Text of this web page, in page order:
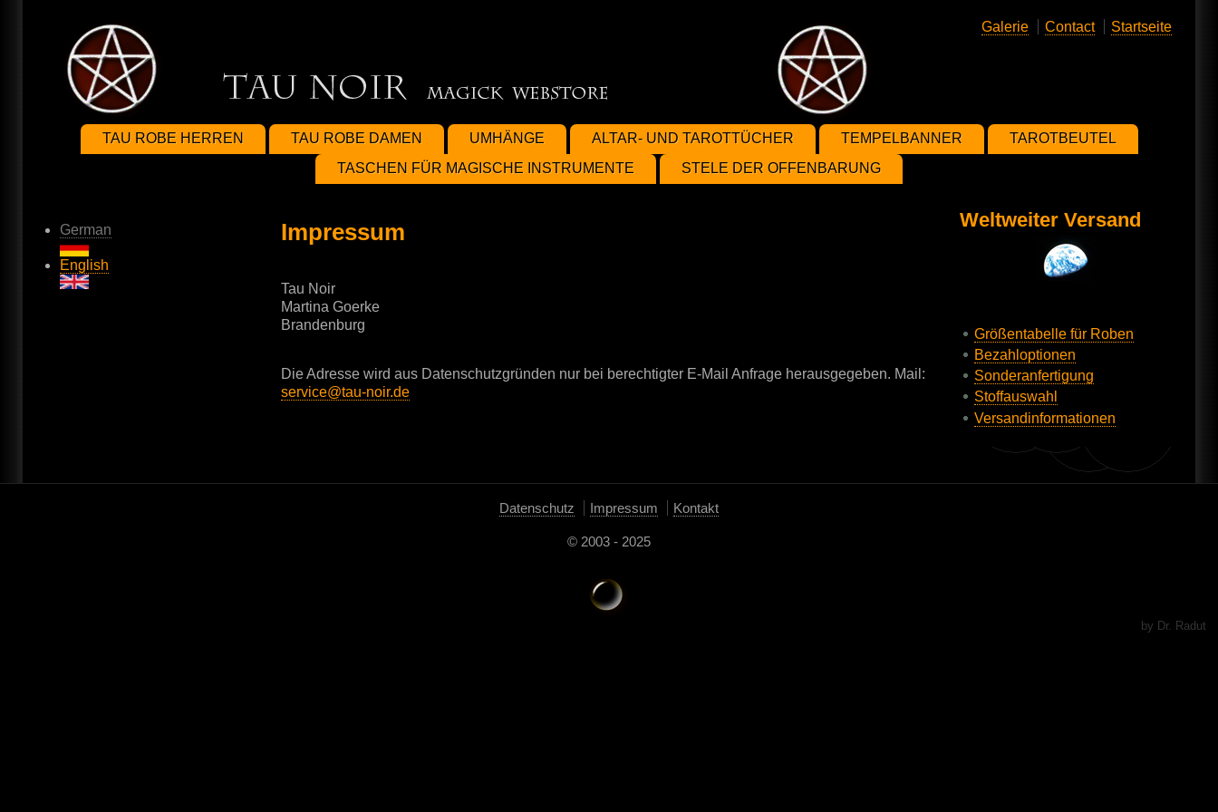
Galerie Contact Startseite
TAU ROBE HERREN TAU ROBE DAMEN UMHÄNGE ALTAR- UND TAROTTÜCHER TEMPELBANNER
TAROTBEUTEL
TASCHEN FÜR MAGISCHE INSTRUMENTE
STELE DER OFFENBARUNG
by Dr. Radut
German
English
Impressum
Tau Noir
Martina Goerke
Brandenburg
Die Adresse wird aus Datenschutzgründen nur bei berechtigter E-Mail Anfrage herausgegeben. Mail:
service@tau-noir.de
Weltweiter Versand
Größentabelle für Roben
Bezahloptionen
Sonderanfertigung
Stoffauswahl
Versandinformationen
Datenschutz Impressum Kontakt
© 2003 - 2025